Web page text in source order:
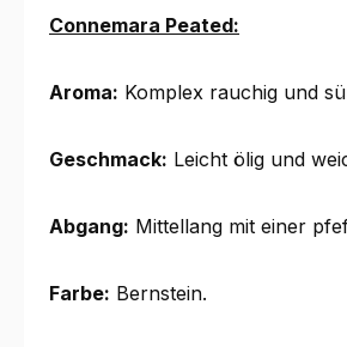
Connemara Peated:
Aroma: Komplex rauchig und
Geschmack: Leicht ölig und
Abgang: Mittellang mit einer
Farbe: Bernstein.